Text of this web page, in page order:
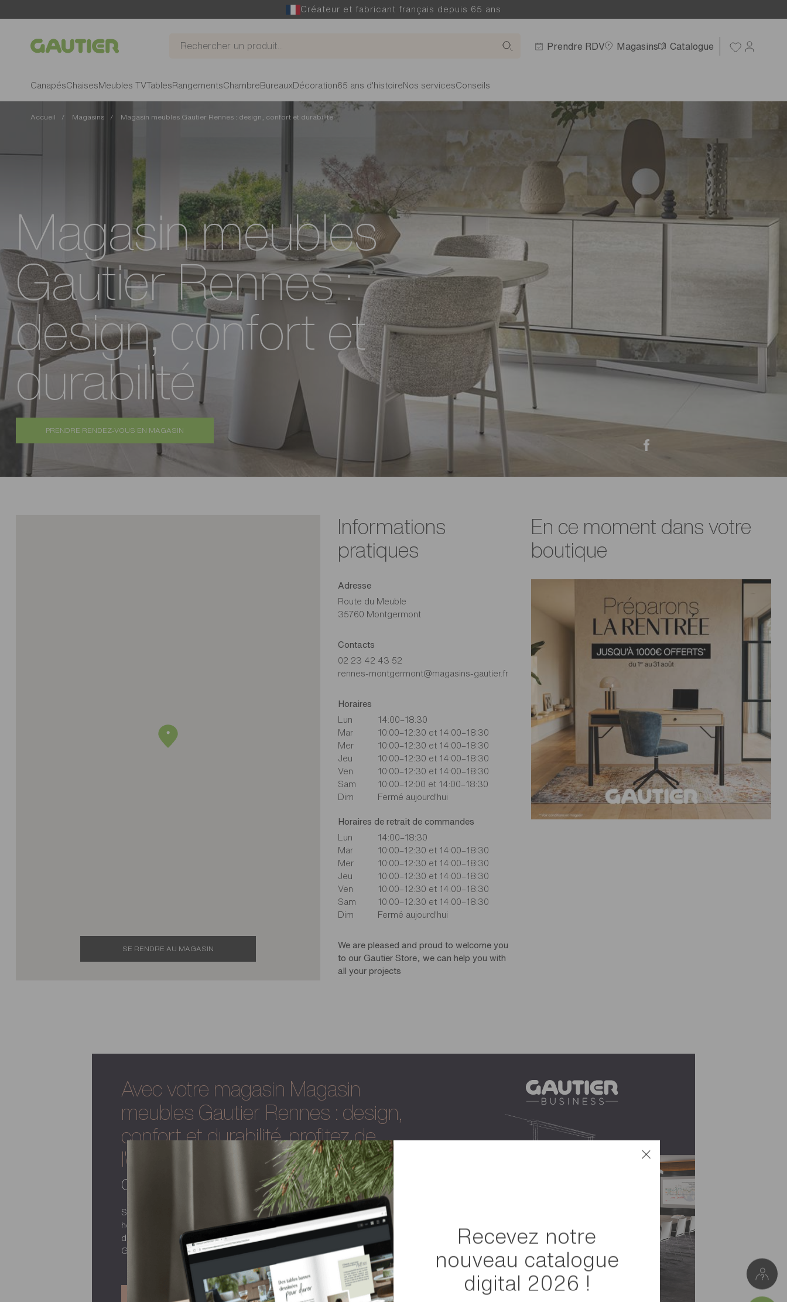
Créateur et fabricant français depuis 65 ans
Gautier Prendre RDV Magasins Catalogue
CanapésChaises Meubles TVTables RangementsChambre Bureaux Décoration65 ans d'histoire Nos servicesConseils
Accueil Magasins Magasin meubles Gautier Rennes : design, confort et durabilité
Magasin meubles
Gautier Rennes :
design, confort et
durabilité
PRENDRE RENDEZ-VOUS EN MAGASIN
SE RENDRE AU MAGASIN
Informations
pratiques
Adresse
Route du Meuble
35760 Montgermont
Contacts
02 23 42 43 52
rennes-montgermont@magasins-gautier.fr
Horaires
Lun
14:00–18:30
Mar
10:00–12:30 et 14:00–18:30
Mer
10:00–12:30 et 14:00–18:30
Jeu
10:00–12:30 et 14:00–18:30
Ven
10:00–12:30 et 14:00–18:30
Sam
10:00–12:00 et 14:00–18:30
Dim
Fermé aujourd'hui
Horaires de retrait de commandes
Lun
14:00–18:30
Mar
10:00–12:30 et 14:00–18:30
Mer
10:00–12:30 et 14:00–18:30
Jeu
10:00–12:30 et 14:00–18:30
Ven
10:00–12:30 et 14:00–18:30
Sam
10:00–12:30 et 14:00–18:30
Dim
Fermé aujourd'hui
We are pleased and proud to welcome you
to our Gautier Store, we can help you with
all your projects
En ce moment dans votre
boutique
Avec votre magasin Magasin
meubles Gautier Rennes : design,
confort et durabilité, profitez de
l'expertise de la maisonau service
de vos espaces professionnels
Salles de réunion, espaces de convivialité, co-working, halls de réception,
hôtels, restaurants... Votre magasin Magasin meubles Gautier Rennes :
design, confort et durabilité a forcément une solution à vous proposer avec
Gautier Business.
DÉCOUVRIR L'OFFRE BUSINESS DÉMARRER UN PROJET
Recevez notre
nouveau catalogue
digital 2026 !